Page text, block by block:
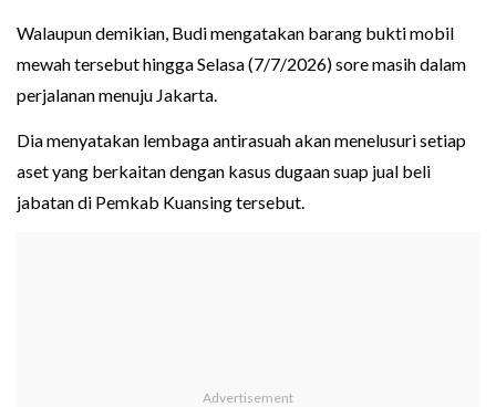
Walaupun demikian, Budi mengatakan barang bukti mobil
mewah tersebut hingga Selasa (7/7/2026) sore masih dalam
perjalanan menuju Jakarta.
Dia menyatakan lembaga antirasuah akan menelusuri setiap
aset yang berkaitan dengan kasus dugaan suap jual beli
jabatan di Pemkab Kuansing tersebut.